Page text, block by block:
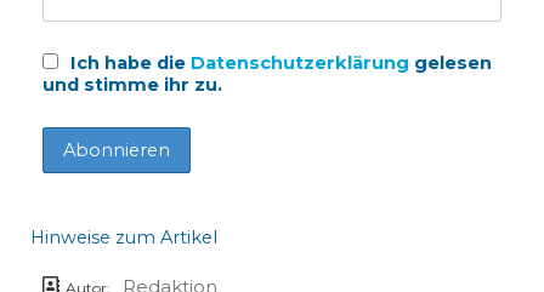
Ich habe die Datenschutzerklärung gelesen
und stimme ihr zu.
Hinweise zum Artikel
Autor: Redaktion